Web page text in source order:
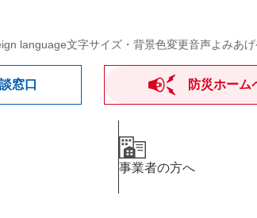
language文字サイズ・背景色変更音声よみあげ
窓口 防災ホーム
事業者の方へ